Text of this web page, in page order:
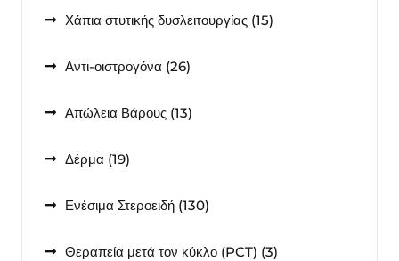
Χάπια στυτικής δυσλειτουργίας 1515
Αντι-οιστρογόνα 2626
Απώλεια Βάρους 1313
Δέρμα 1919
Ενέσιμα Στεροειδή 130130
Θεραπεία μετά τον κύκλο (PCT) 33